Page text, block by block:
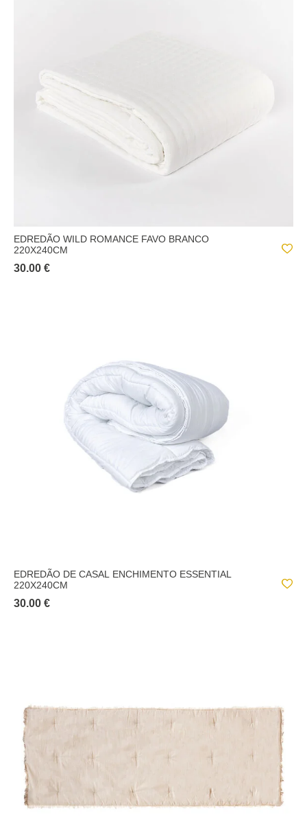
EDREDÃO WILD ROMANCE FAVO BRANCO
220X240CM
30.00 €
EDREDÃO DE CASAL ENCHIMENTO ESSENTIAL
220X240CM
30.00 €